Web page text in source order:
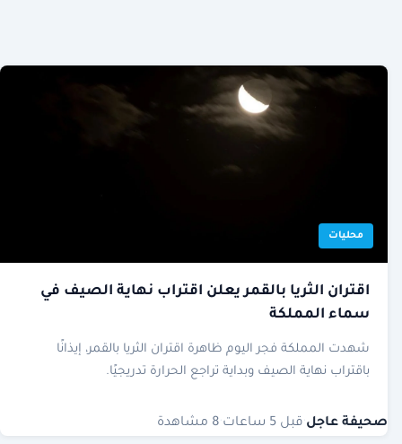
محليات
اقتران الثريا بالقمر يعلن اقتراب نهاية الصيف في
سماء المملكة
شهدت المملكة فجر اليوم ظاهرة اقتران الثريا بالقمر، إيذانًا
باقتراب نهاية الصيف وبداية تراجع الحرارة تدريجيًا.
صحيفة عاجل·قبل 5 ساعات ·8 مشاهدة